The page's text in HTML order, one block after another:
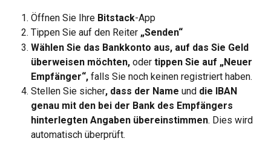
Öffnen Sie Ihre Bitstack-App
Tippen Sie auf den Reiter „Senden“
Wählen Sie das Bankkonto aus, auf das Sie Geld
überweisen möchten, oder tippen Sie auf „Neuer
Empfänger“, falls Sie noch keinen registriert haben.
Stellen Sie sicher, dass der Name und die IBAN
genau mit den bei der Bank des Empfängers
hinterlegten Angaben übereinstimmen. Dies wird
automatisch überprüft.